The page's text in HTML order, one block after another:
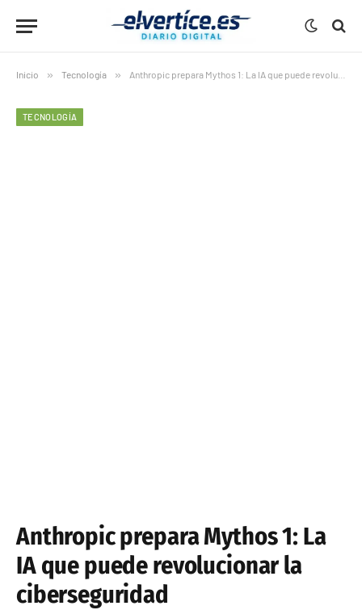
Inicio » Tecnología » Anthropic prepara Mythos 1: La IA que puede revolucionar la ciberseguridad
TECNOLOGÍA
Anthropic prepara Mythos 1: La
IA que puede revolucionar la
ciberseguridad